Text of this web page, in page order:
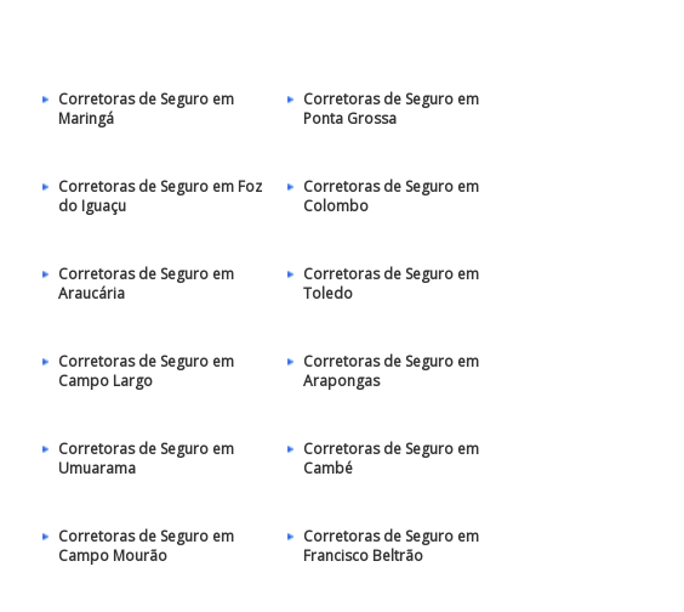
Corretoras de Seguro em
Maringá
Corretoras de Seguro em
Ponta Grossa
Corretoras de Seguro em Foz
do Iguaçu
Corretoras de Seguro em
Colombo
Corretoras de Seguro em
Araucária
Corretoras de Seguro em
Toledo
Corretoras de Seguro em
Campo Largo
Corretoras de Seguro em
Arapongas
Corretoras de Seguro em
Umuarama
Corretoras de Seguro em
Cambé
Corretoras de Seguro em
Campo Mourão
Corretoras de Seguro em
Francisco Beltrão